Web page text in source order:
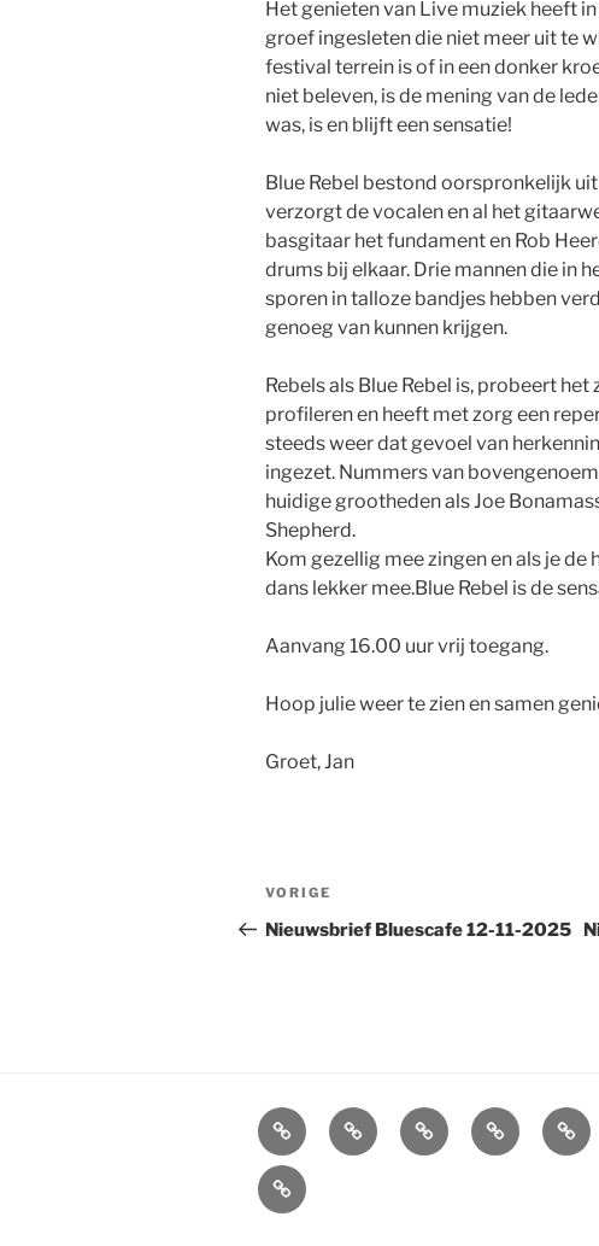
Het genieten van Live muziek heeft
groef ingesleten die niet meer uit te
festival terrein is of in een donker
niet beleven, is de mening van de
was, is en blijft een sensatie!
Blue Rebel bestond oorspronkelijk
verzorgt de vocalen en al het
basgitaar het fundament en Rob
drums bij elkaar. Drie mannen die in
sporen in talloze bandjes hebben
genoeg van kunnen krijgen.
Rebels als Blue Rebel is, probeert
profileren en heeft met zorg een
steeds weer dat gevoel van
ingezet. Nummers van
huidige grootheden als Joe
Shepherd.
Kom gezellig mee zingen en als je
dans lekker mee.Blue Rebel is de
Aanvang 16.00 uur vrij toegang.
Hoop julie weer te zien en samen
Groet, Jan
Bericht
navigatie
Vorig
bericht
VORIGE
Nieuwsbrief Bluescafe 12-11-2025
Agenda Boekingen
Bands
Info
en
Socials
Bluescafe
Home
Overlijden
William